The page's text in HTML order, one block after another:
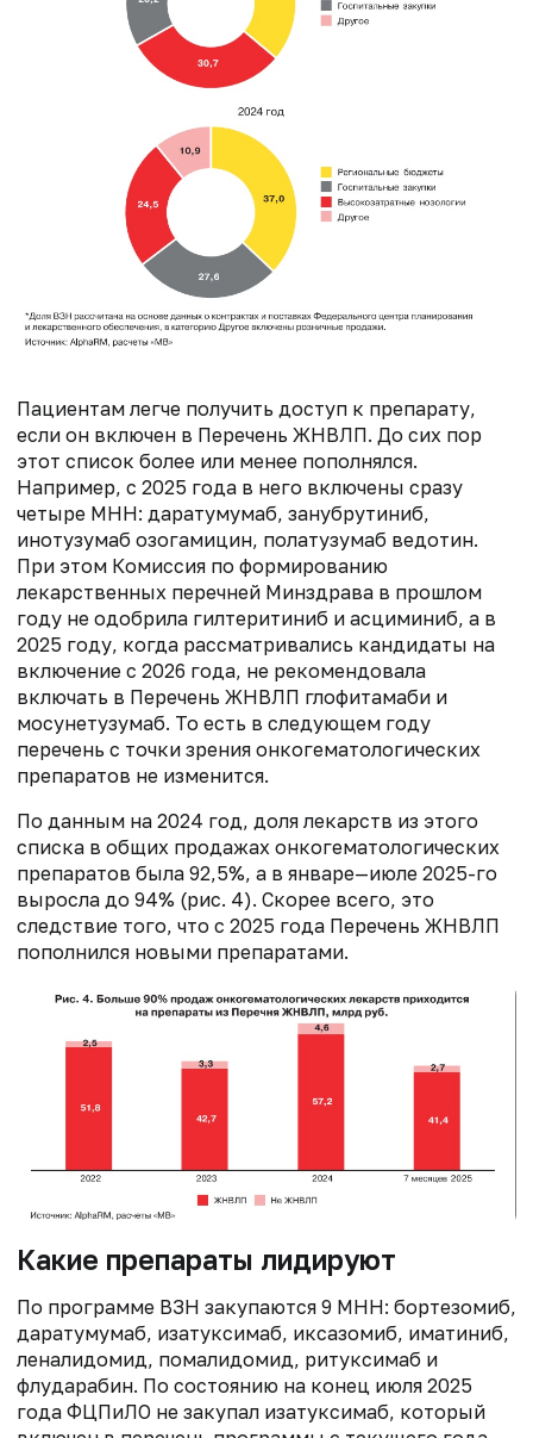
Пациентам легче получить доступ к препарату,
если он включен в Перечень ЖНВЛП. До сих пор
этот список более или менее пополнялся.
Например, с 2025 года в него включены сразу
четыре МНН: даратумумаб, занубрутиниб,
инотузумаб озогамицин, полатузумаб ведотин.
При этом Комиссия по формированию
лекарственных перечней Минздрава в прошлом
году не одобрила гилтеритиниб и асциминиб, а в
2025 году, когда рассматривались кандидаты на
включение с 2026 года, не рекомендовала
включать в Перечень ЖНВЛП глофитамаби и
мосунетузумаб. То есть в следующем году
перечень с точки зрения онкогематологических
препаратов не изменится.
По данным на 2024 год, доля лекарств из этого
списка в общих продажах онкогематологических
препаратов была 92,5%, а в январе—июле 2025-го
выросла до 94% (рис. 4). Скорее всего, это
следствие того, что с 2025 года Перечень ЖНВЛП
пополнился новыми препаратами.
Какие препараты лидируют
По программе ВЗН закупаются 9 МНН: бортезомиб,
даратумумаб, изатуксимаб, иксазомиб, иматиниб,
леналидомид, помалидомид, ритуксимаб и
флударабин. По состоянию на конец июля 2025
года ФЦПиЛО не закупал изатуксимаб, который